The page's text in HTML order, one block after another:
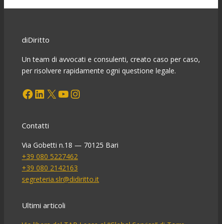
diDiritto
Un team di avvocati e consulenti, creato caso per caso,
per risolvere rapidamente ogni questione legale.
Facebook LinkedIn X YouTube Instagram
Contatti
Via Gobetti n.18 — 70125 Bari
+39 080 5227462
+39 080 2142163
segreteria.slr@didiritto.it
Ultimi articoli